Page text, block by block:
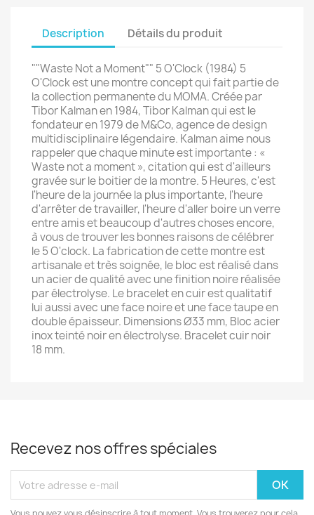
Description Détails du produit
""Waste Not a Moment"" 5 O'Clock (1984) 5
O'Clock est une montre concept qui fait partie de
la collection permanente du MOMA. Créée par
Tibor Kalman en 1984, Tibor Kalman qui est le
fondateur en 1979 de M&Co, agence de design
multidisciplinaire légendaire. Kalman aime nous
rappeler que chaque minute est importante : «
Waste not a moment », citation qui est d'ailleurs
gravée sur le boitier de la montre. 5 Heures, c'est
l'heure de la journée la plus importante, l'heure
d'arrêter de travailler, l'heure d'aller boire un verre
entre amis et beaucoup d'autres choses encore,
à vous de trouver les bonnes raisons de célébrer
le 5 O'clock. La fabrication de cette montre est
artisanale et très soignée, le bloc est réalisé dans
un acier de qualité avec une finition noire réalisée
par électrolyse. Le bracelet en cuir est qualitatif
lui aussi avec une face noire et une face taupe en
double épaisseur. Dimensions Ø33 mm, Bloc acier
inox teinté noir en électrolyse. Bracelet cuir noir
18 mm.
Recevez nos offres spéciales